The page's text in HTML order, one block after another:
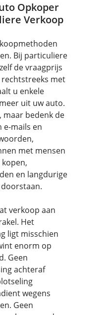
Opkoper
Verkoop
Bij particuliere
de vraagprijs
met
u enkele
uit uw auto.
maar bedenk de
e-mails en
met mensen
en langdurige
verkoop aan
Het
ligt misschien
enorm op
Geen
achteraf
wegens
Geen